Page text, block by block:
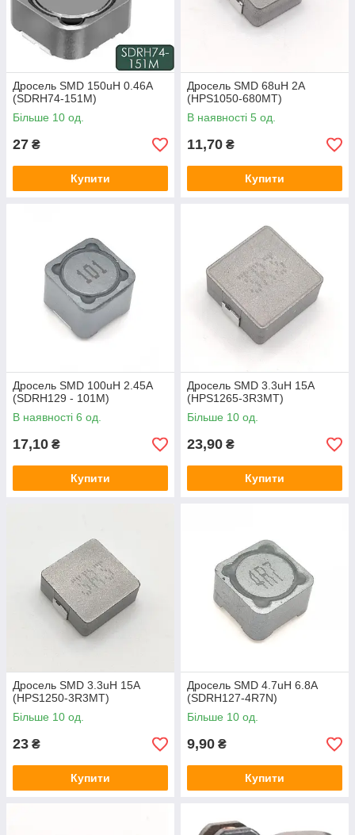
Дросель SMD 150uH 0.46A
(SDRH74-151M)
Більше 10 од.
27 ₴
Купити
Дросель SMD 68uH 2A
(HPS1050-680MT)
В наявності 5 од.
11,70 ₴
Купити
Дросель SMD 100uH 2.45A
(SDRH129 - 101M)
В наявності 6 од.
17,10 ₴
Купити
Дросель SMD 3.3uH 15A
(HPS1265-3R3MT)
Більше 10 од.
23,90 ₴
Купити
Дросель SMD 3.3uH 15A
(HPS1250-3R3MT)
Більше 10 од.
23 ₴
Купити
Дросель SMD 4.7uH 6.8A
(SDRH127-4R7N)
Більше 10 од.
9,90 ₴
Купити